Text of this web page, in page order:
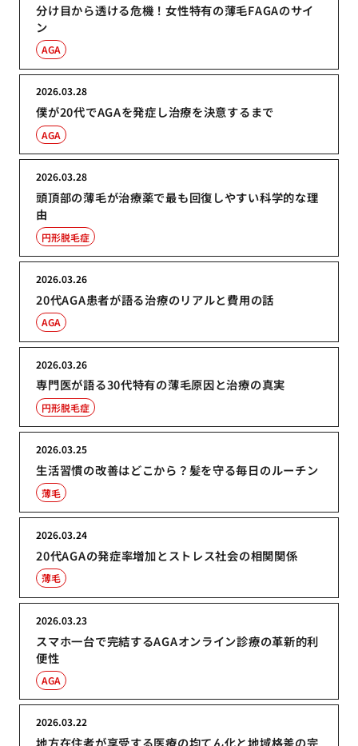
分け目から透ける危機！女性特有の薄毛FAGAのサイ
ン
AGA
僕が20代でAGAを発症し治療を決意するまで
2026.03.28
AGA
頭頂部の薄毛が治療薬で最も回復しやすい科学的な理
由
2026.03.28
円形脱毛症
20代AGA患者が語る治療のリアルと費用の話
2026.03.26
AGA
専門医が語る30代特有の薄毛原因と治療の真実
2026.03.26
円形脱毛症
生活習慣の改善はどこから？髪を守る毎日のルーチン
2026.03.25
薄毛
20代AGAの発症率増加とストレス社会の相関関係
2026.03.24
薄毛
スマホ一台で完結するAGAオンライン診療の革新的利
便性
2026.03.23
AGA
地方在住者が享受する医療の均てん化と地域格差の完
2026.03.22